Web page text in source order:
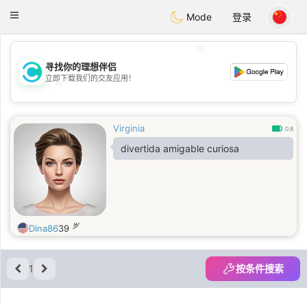
Citas
Toggle
Mode 登录
💖
💕
寻找你的理想伴侣
立即下载我们的交友应用！
Virginia 0.8
divertida amigable curiosa
Dina8639 岁
1 按条件搜索